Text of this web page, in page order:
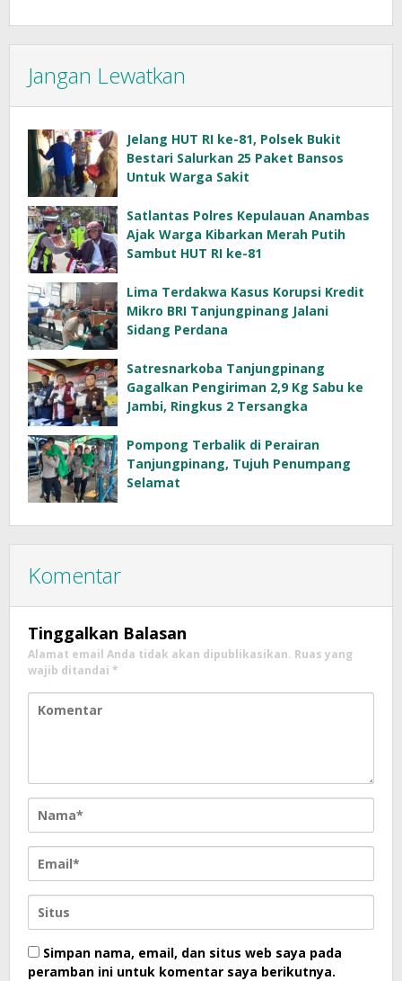
Jangan Lewatkan
Jelang HUT RI ke-81, Polsek Bukit
Bestari Salurkan 25 Paket Bansos
Untuk Warga Sakit
Satlantas Polres Kepulauan Anambas
Ajak Warga Kibarkan Merah Putih
Sambut HUT RI ke-81
Lima Terdakwa Kasus Korupsi Kredit
Mikro BRI Tanjungpinang Jalani
Sidang Perdana
Satresnarkoba Tanjungpinang
Gagalkan Pengiriman 2,9 Kg Sabu ke
Jambi, Ringkus 2 Tersangka
Pompong Terbalik di Perairan
Tanjungpinang, Tujuh Penumpang
Selamat
Komentar
Tinggalkan Balasan
Alamat email Anda tidak akan dipublikasikan. Ruas yang
wajib ditandai *
Simpan nama, email, dan situs web saya pada
peramban ini untuk komentar saya berikutnya.